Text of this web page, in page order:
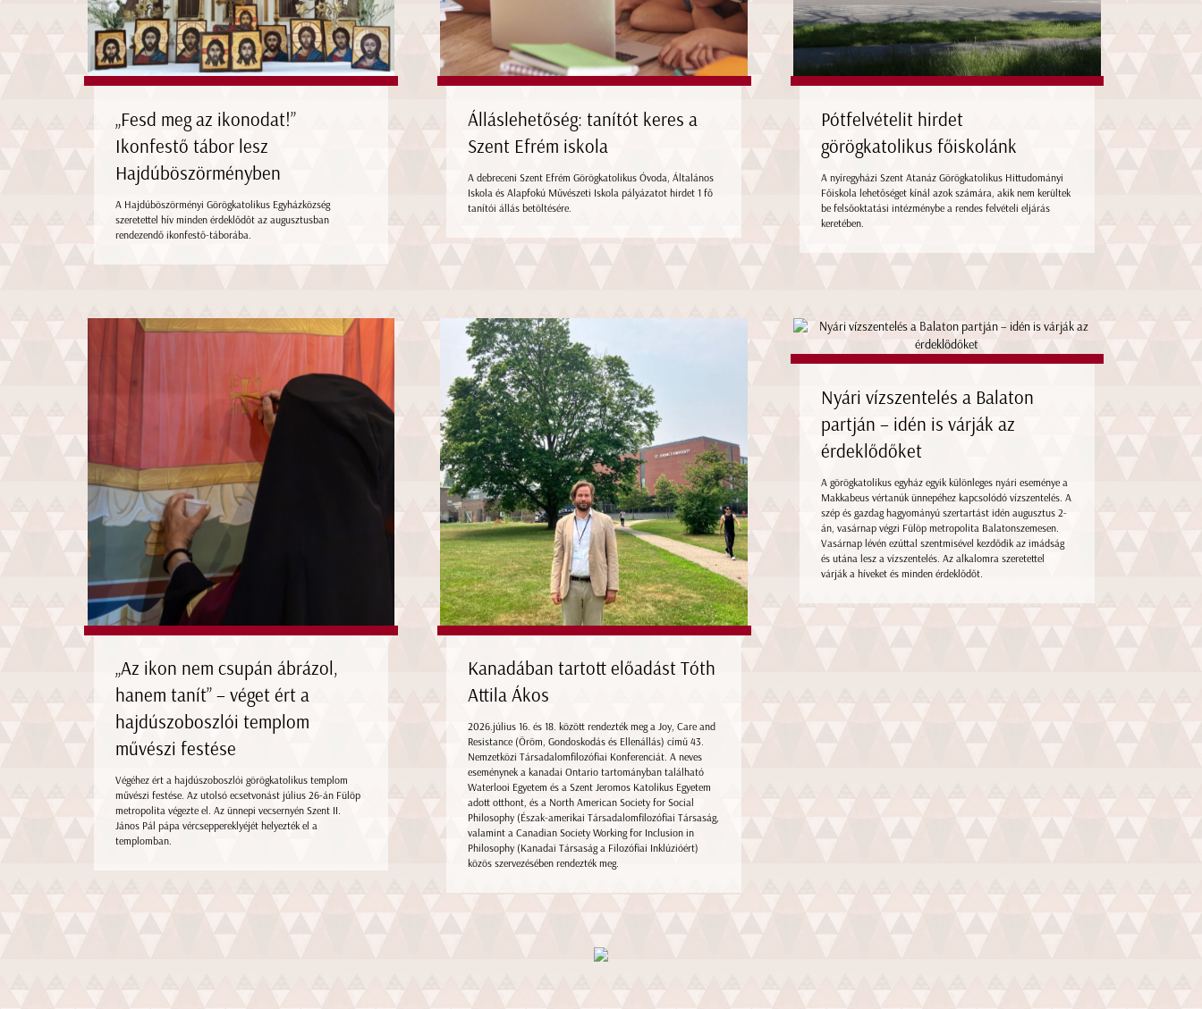
„Fesd meg az ikonodat!”
Ikonfestő tábor lesz
Hajdúböszörményben
A Hajdúböszörményi Görögkatolikus Egyházközség
szeretettel hív minden érdeklődőt az augusztusban
rendezendő ikonfestő-táborába.
Álláslehetőség: tanítót keres a
Szent Efrém iskola
A debreceni Szent Efrém Görögkatolikus Óvoda, Általános
Iskola és Alapfokú Művészeti Iskola pályázatot hirdet 1 fő
tanítói állás betöltésére.
Pótfelvételit hirdet
görögkatolikus főiskolánk
A nyíregyházi Szent Atanáz Görögkatolikus Hittudományi
Főiskola lehetőséget kínál azok számára, akik nem kerültek
be felsőoktatási intézménybe a rendes felvételi eljárás
keretében.
„Az ikon nem csupán ábrázol,
hanem tanít” – véget ért a
hajdúszoboszlói templom
művészi festése
Végéhez ért a hajdúszoboszlói görögkatolikus templom
művészi festése. Az utolsó ecsetvonást július 26-án Fülöp
metropolita végezte el. Az ünnepi vecsernyén Szent II.
János Pál pápa vércseppereklyéjét helyezték el a
templomban.
Kanadában tartott előadást Tóth
Attila Ákos
2026.július 16. és 18. között rendezték meg a Joy, Care and
Resistance (Öröm, Gondoskodás és Ellenállás) című 43.
Nemzetközi Társadalomfilozófiai Konferenciát. A neves
eseménynek a kanadai Ontario tartományban található
Waterlooi Egyetem és a Szent Jeromos Katolikus Egyetem
adott otthont, és a North American Society for Social
Philosophy (Észak-amerikai Társadalomfilozófiai Társaság,
valamint a Canadian Society Working for Inclusion in
Philosophy (Kanadai Társaság a Filozófiai Inklúzióért)
közös szervezésében rendezték meg.
Nyári vízszentelés a Balaton
partján – idén is várják az
érdeklődőket
A görögkatolikus egyház egyik különleges nyári eseménye a
Makkabeus vértanúk ünnepéhez kapcsolódó vízszentelés. A
szép és gazdag hagyományú szertartást idén augusztus 2-
án, vasárnap végzi Fülöp metropolita Balatonszemesen.
Vasárnap lévén ezúttal szentmisével kezdődik az imádság
és utána lesz a vízszentelés. Az alkalomra szeretettel
várják a híveket és minden érdeklődőt.